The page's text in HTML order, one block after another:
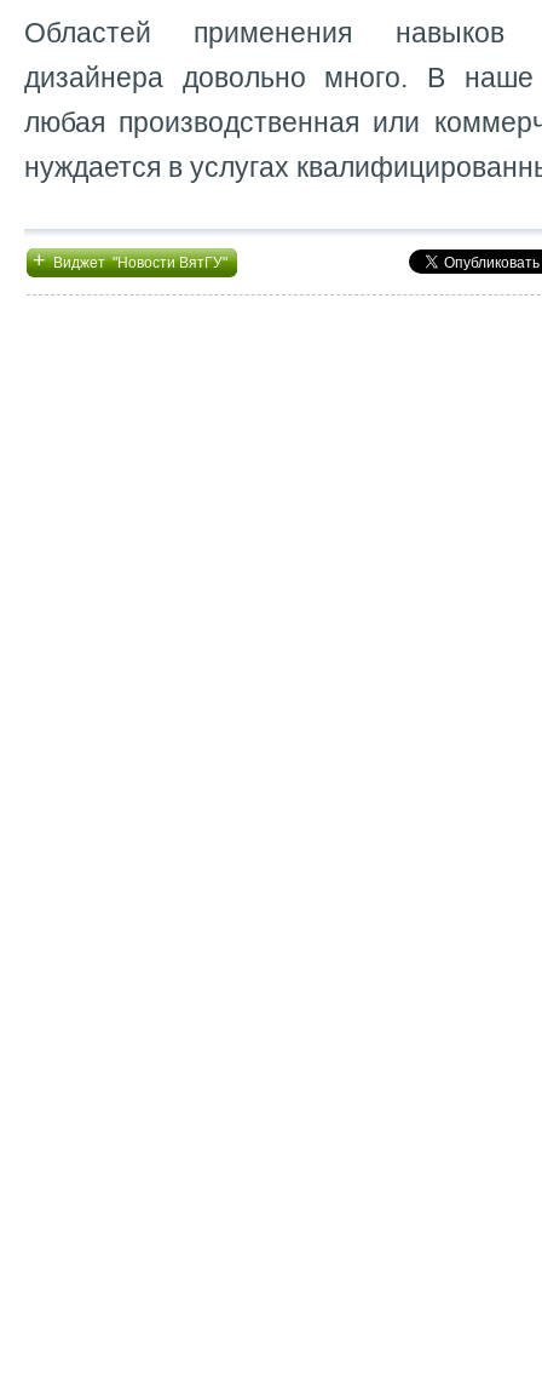
Областей применения навыков
дизайнера довольно много. В наше
любая производственная или
нуждается в услугах
+Виджет "Новости ВятГУ"